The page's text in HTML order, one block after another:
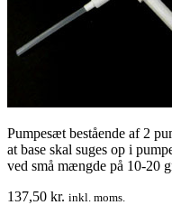
Pumpesæt bestående af 2
at base skal suges op i
ved små mængde på 10-20
137,50 kr. inkl. moms.